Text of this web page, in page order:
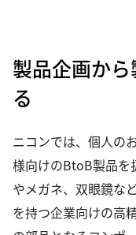
製品企画か
る
ニコンでは、個人の
様向けのBtoB製品を
やメガネ、双眼鏡な
を持つ企業向けの高